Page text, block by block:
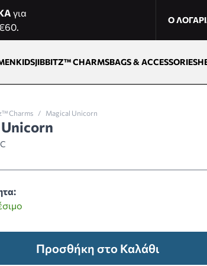
για
Ο
KIDSJIBBITZ™ CHARMSBAGS & ACCESSORIES
Charms / Magical Unicorn
Προσθήκη στο Καλάθι